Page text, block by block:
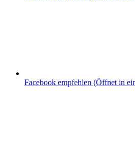
Facebook empfehlen (Öffnet in